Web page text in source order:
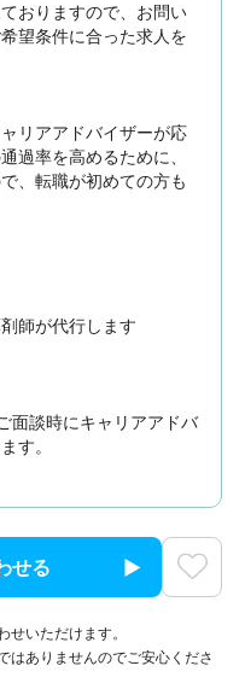
おりますので、お問い
望条件に合った求人を
リアアドバイザーが応
過率を高めるために、
、転職が初めての方も
師が代行します
面談時にキャリアアドバ
す。
せる
せいただけます。
はありませんのでご安心くださ